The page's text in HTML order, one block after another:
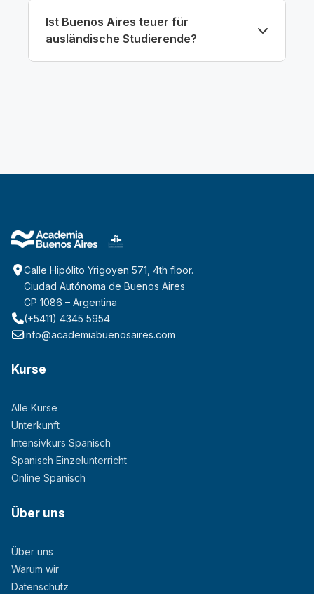
Ist Buenos Aires teuer für
ausländische Studierende?
Calle Hipólito Yrigoyen 571, 4th floor.
Ciudad Autónoma de Buenos Aires
CP 1086 – Argentina
(+5411) 4345 5954
info@academiabuenosaires.com
Kurse
Alle Kurse
Unterkunft
Intensivkurs Spanisch
Spanisch Einzelunterricht
Online Spanisch
Über uns
Über uns
Warum wir
Datenschutz